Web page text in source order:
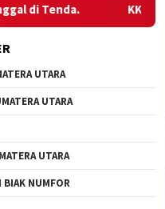
KKN 48 UNCEN
UTARA
UTARA
UTARA
BIAK NUMFOR